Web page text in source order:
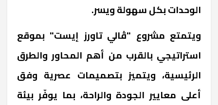
الوحدات بكل سهولة ويسر.
ويتمتع مشروع "ڤالي تاورز إيست" بموقع
استراتيجي بالقرب من أهم المحاور والطرق
الرئيسية، ويتميز بتصميمات عصرية وفق
أعلى معايير الجودة والراحة، بما يوفّر بيئة